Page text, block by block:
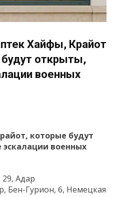
Хайфы, Крайот
открыты,
военных
которые будут
военных
Адар
Бен-Гурион, 6, Немецкая